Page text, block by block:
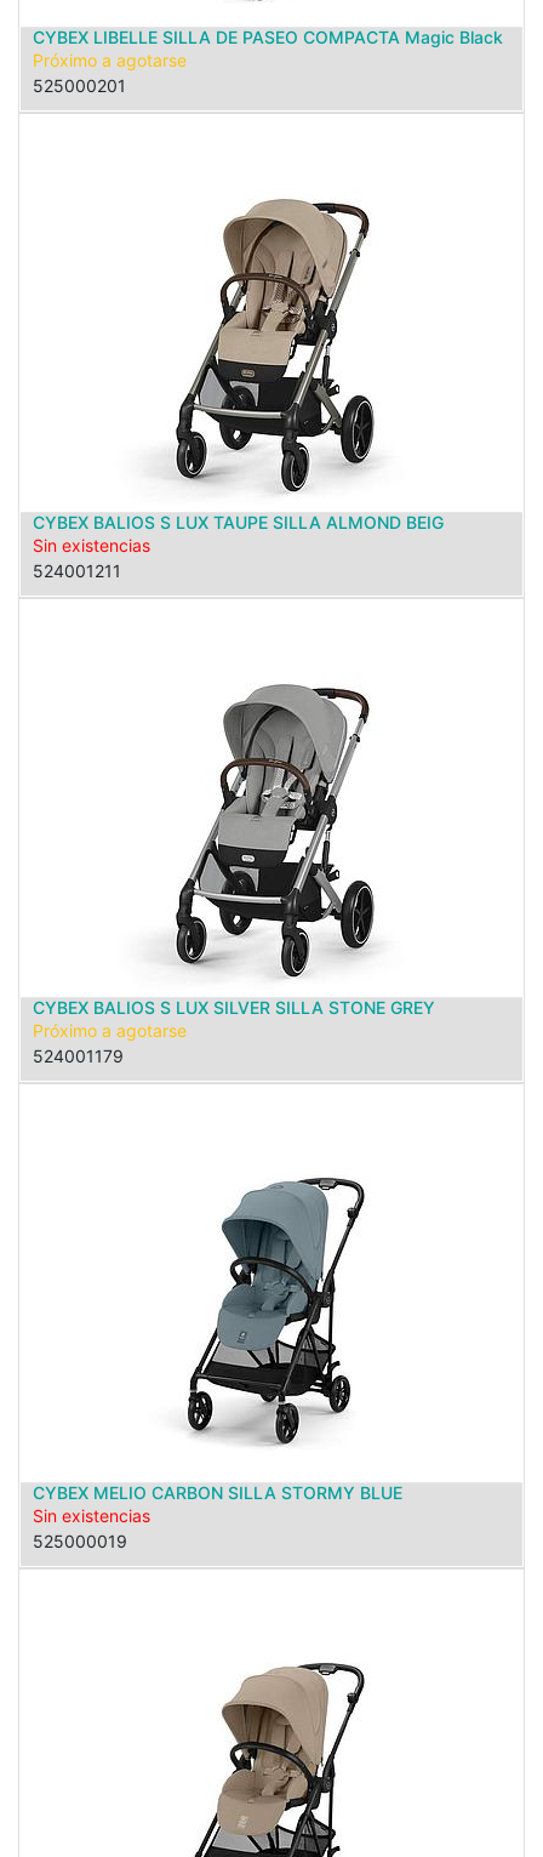
CYBEX LIBELLE SILLA DE PASEO COMPACTA Magic Black
Próximo a agotarse
525000201
CYBEX BALIOS S LUX TAUPE SILLA ALMOND BEIG
Sin existencias
524001211
CYBEX BALIOS S LUX SILVER SILLA STONE GREY
Próximo a agotarse
524001179
CYBEX MELIO CARBON SILLA STORMY BLUE
Sin existencias
525000019